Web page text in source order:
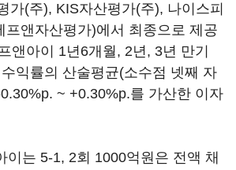
가(주), KIS자산평가(주), 나이스피
프앤자산평가)에서 최종으로 제공
앤아이 1년6개월, 2년, 3년 만기
익률의 산술평균(소수점 넷째 자
~ +0.30%p.를 가산한 이자
이는 5-1, 2회 1000억원은 전액 채